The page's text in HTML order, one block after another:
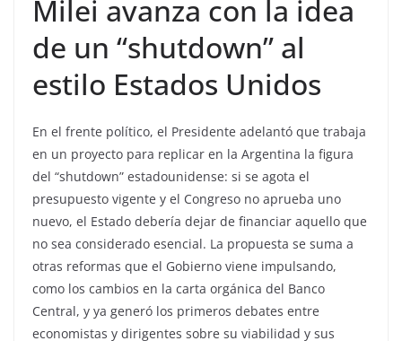
Milei avanza con la idea
de un “shutdown” al
estilo Estados Unidos
En el frente político, el Presidente adelantó que trabaja
en un proyecto para replicar en la Argentina la figura
del “shutdown” estadounidense: si se agota el
presupuesto vigente y el Congreso no aprueba uno
nuevo, el Estado debería dejar de financiar aquello que
no sea considerado esencial. La propuesta se suma a
otras reformas que el Gobierno viene impulsando,
como los cambios en la carta orgánica del Banco
Central, y ya generó los primeros debates entre
economistas y dirigentes sobre su viabilidad y sus